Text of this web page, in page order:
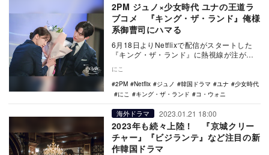
2PM ジュノ×少女時代 ユナの王道ラ
ブコメ 『キング・ザ・ランド』俺様
系御曹司にハマる
6月18日よりNetflixで配信がスタートした
『キング・ザ・ランド』に熱視線が注がれ
にこ
2PM
Netflix ジュノ 韓国ドラマ ユナ
少女時代
にこ
キング・ザ・ランド コ・ウォニ
海外ドラマ 2023.01.21 18:00
2023年も続々上陸！ 『京城クリー
チャー』『ビジランテ』など注目の新
作韓国ドラマ